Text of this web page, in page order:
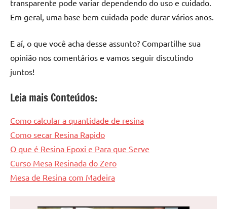
transparente pode variar dependendo do uso e cuidado.
Em geral, uma base bem cuidada pode durar vários anos.
E aí, o que você acha desse assunto? Compartilhe sua
opinião nos comentários e vamos seguir discutindo
juntos!
Leia mais Conteúdos:
Como calcular a quantidade de resina
Como secar Resina Rapido
O que é Resina Epoxi e Para que Serve
Curso Mesa Resinada do Zero
Mesa de Resina com Madeira